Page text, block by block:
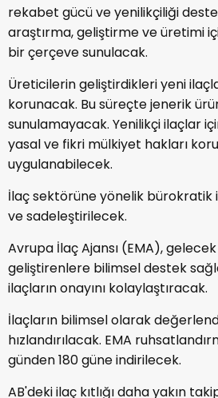
rekabet gücü ve yenilikçiliği
araştırma, geliştirme ve üretimi
bir çerçeve sunulacak.
Üreticilerin geliştirdikleri yeni
korunacak. Bu süreçte jenerik
sunulamayacak. Yenilikçi ilaçlar
yasal ve fikri mülkiyet hakları
uygulanabilecek.
İlaç sektörüne yönelik bürokratik
ve sadeleştirilecek.
Avrupa İlaç Ajansı (EMA),
geliştirenlere bilimsel destek
ilaçların onayını kolaylaştıracak.
İlaçların bilimsel olarak
hızlandırılacak. EMA
günden 180 güne indirilecek.
AB'deki ilaç kıtlığı daha yakın